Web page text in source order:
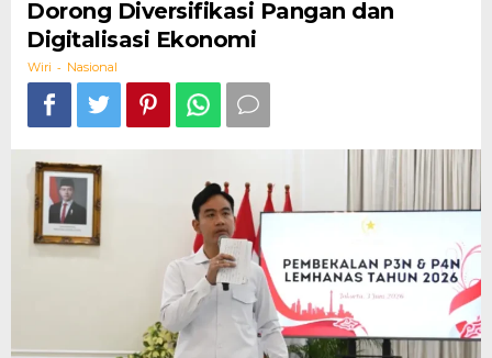
Dorong
Diversifikasi
Pangan
Digitalisasi
Ekonomi
Dorong Diversifikasi Pangan dan
Digitalisasi Ekonomi
Wiri - Nasional